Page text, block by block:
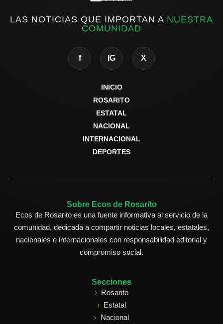
LAS NOTICIAS QUE IMPORTAN A NUESTRA
COMUNIDAD
f IG X
INICIO
ROSARITO
ESTATAL
NACIONAL
INTERNACIONAL
DEPORTES
Sobre Ecos de Rosarito
Ecos de Rosarito es una fuente informativa al servicio de la
comunidad, dedicada a compartir noticias locales, estatales,
nacionales e internacionales con responsabilidad editorial y
compromiso social.
Secciones
Rosarito
Estatal
Nacional